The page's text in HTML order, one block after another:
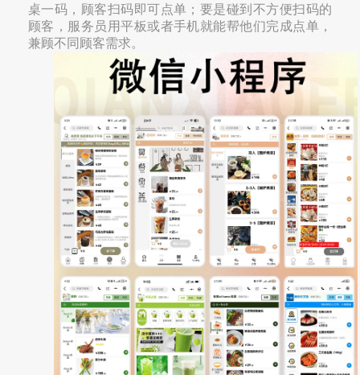
桌一码，顾客扫码即可点单；要是碰到不方便扫码的
顾客，服务员用平板或者手机就能帮他们完成点单，
兼顾不同顾客需求。